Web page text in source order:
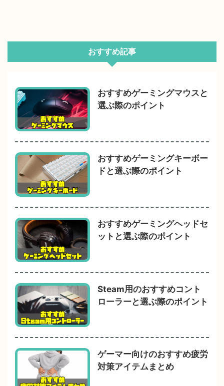
おすすめ記事
おすすめゲーミングマウスと
選ぶ際のポイント
おすすめゲーミングキーボー
ドと選ぶ際のポイント
おすすめゲーミングヘッドセ
ットと選ぶ際のポイント
Steam用のおすすめコント
ローラーと選ぶ際のポイント
ゲーマー向けのおすすめ疲労
対策アイテムまとめ